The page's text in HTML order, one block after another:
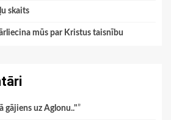
skaits
mūs par Kristus taisnību
gājiens uz Aglonu.."”